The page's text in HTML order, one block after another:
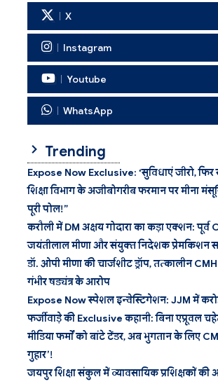
X
Instagram
Youtube
WhatsApp
Trending
Expose Now Exclusive: ‘सुविधाएं जीरो,
शिक्षा विभाग के अजीबोगरीब फरमान पर मीना
पूरी पोल!”
करौली में DM अक्षय गोदारा का कड़ा एक्शन: पूर्व
जयंतीलाल मीणा और संयुक्त निदेशक प्रेमकिशन
डॉ. ओपी मीणा की चार्जशीट ड्रॉप, तत्कालीन
गंभीर षड्यंत्र के आरोप
Expose Now स्पेशल इन्वेस्टिगेशन: JJM में
फर्जीवाड़े की Exclusive कहानी: बिना एप्रूवल
मीडिया फर्मों को बांटे टेंडर, अब भुगतान के लिए CM
गुहार’!
जयपुर शिक्षा संकुल में व्यावसायिक प्रशिक्षकों की